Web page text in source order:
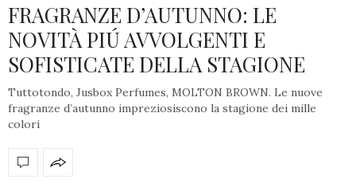
FRAGRANZE D’AUTUNNO: LE
NOVITÀ PIÚ AVVOLGENTI E
SOFISTICATE DELLA STAGIONE
Tuttotondo, Jusbox Perfumes, MOLTON BROWN. Le nuove
fragranze d’autunno impreziosiscono la stagione dei mille
colori